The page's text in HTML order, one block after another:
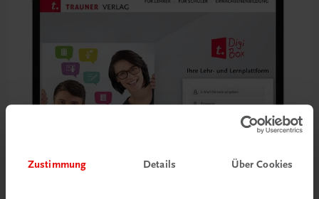
Zustimmung Details Über Cookies